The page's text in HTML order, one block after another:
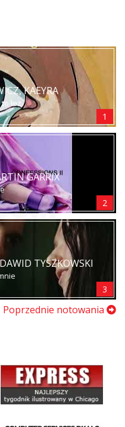
KAEYRA
łez
1
GARRIX
2
TYSZKOWSKI
3
Poprzednie notowania